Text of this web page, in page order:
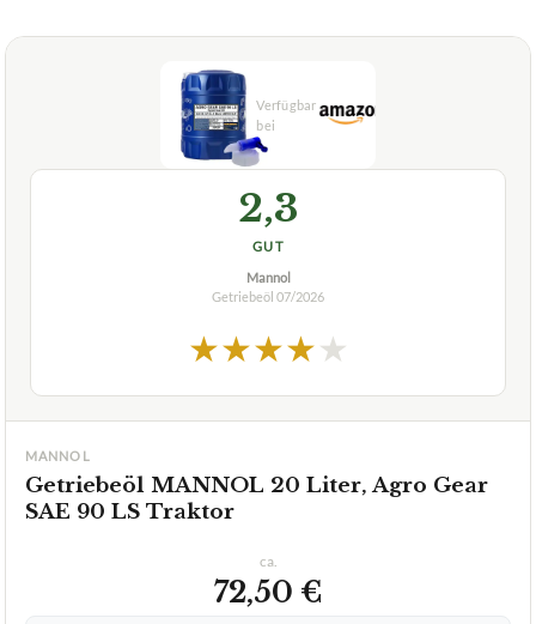
2,3
GUT
Mannol
Getriebeöl 07/2026
★★★★★
MANNOL
Getriebeöl MANNOL 20 Liter, Agro Gear
SAE 90 LS Traktor
ca.
72,50 €